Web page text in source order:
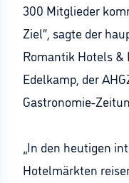
300 Mitglieder
Ziel“, sagte der
Romantik Hotels &
Edelkamp, der
Gastronomie-
„In den heutigen
Hotelmärkten